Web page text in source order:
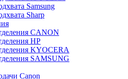
Samsung
Sharp
CANON
HP
KYOCERA
SAMSUNG
Canon